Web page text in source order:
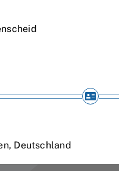
, Deutschland